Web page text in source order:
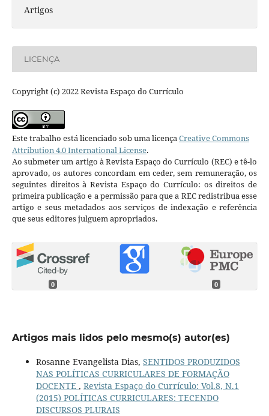
Artigos
LICENÇA
Copyright (c) 2022 Revista Espaço do Currículo
Este trabalho está licenciado sob uma licençaCreative Commons
Attribution 4.0 International License.
Ao submeter um artigo à Revista Espaço do Currículo (REC) e tê-lo
aprovado, os autores concordam em ceder, sem remuneração, os
seguintes direitos à Revista Espaço do Currículo: os direitos de
primeira publicação e a permissão para que a REC redistribua esse
artigo e seus metadados aos serviços de indexação e referência
que seus editores julguem apropriados.
0 0
Artigos mais lidos pelo mesmo(s) autor(es)
Rosanne Evangelista Dias, SENTIDOS PRODUZIDOS
NAS POLÍTICAS CURRICULARES DE FORMAÇÃO
DOCENTE , Revista Espaço do Currículo: Vol.8, N.1
(2015) POLÍTICAS CURRICULARES: TECENDO
DISCURSOS PLURAIS